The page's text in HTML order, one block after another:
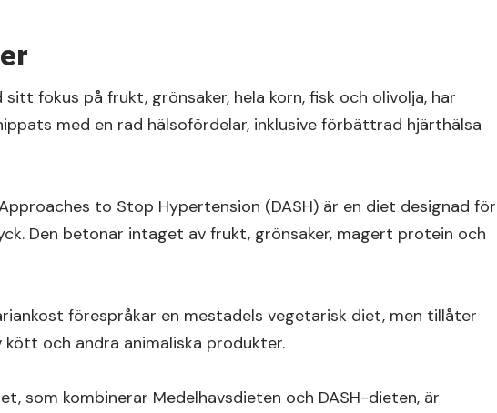
sitt fokus på frukt, grönsaker, hela korn, fisk och olivolja, har
med en rad hälsofördelar, inklusive förbättrad hjärthälsa
to Stop Hypertension (DASH) är en diet designad för
Den betonar intaget av frukt, grönsaker, magert protein och
förespråkar en mestadels vegetarisk diet, men tillåter
och andra animaliska produkter.
som kombinerar Medelhavsdieten och DASH-dieten, är